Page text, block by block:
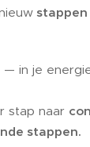
in je
stap naar
stappen.